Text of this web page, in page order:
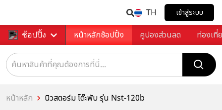
TH เข้าสู่ระบบ
ช้อปปิ้ง หน้าหลักช้อปปิ้ง คูปองส่วนลด ท่องเที่
หน้าหลัก นิวสตอร์ม โต๊ะพับ รุ่น Nst-120b